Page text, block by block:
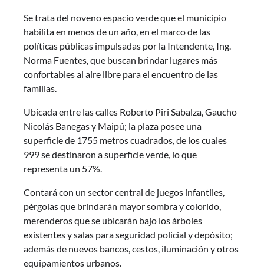
Se trata del noveno espacio verde que el municipio
habilita en menos de un año, en el marco de las
políticas públicas impulsadas por la Intendente, Ing.
Norma Fuentes, que buscan brindar lugares más
confortables al aire libre para el encuentro de las
familias.
Ubicada entre las calles Roberto Piri Sabalza, Gaucho
Nicolás Banegas y Maipú; la plaza posee una
superficie de 1755 metros cuadrados, de los cuales
999 se destinaron a superficie verde, lo que
representa un 57%.
Contará con un sector central de juegos infantiles,
pérgolas que brindarán mayor sombra y colorido,
merenderos que se ubicarán bajo los árboles
existentes y salas para seguridad policial y depósito;
además de nuevos bancos, cestos, iluminación y otros
equipamientos urbanos.